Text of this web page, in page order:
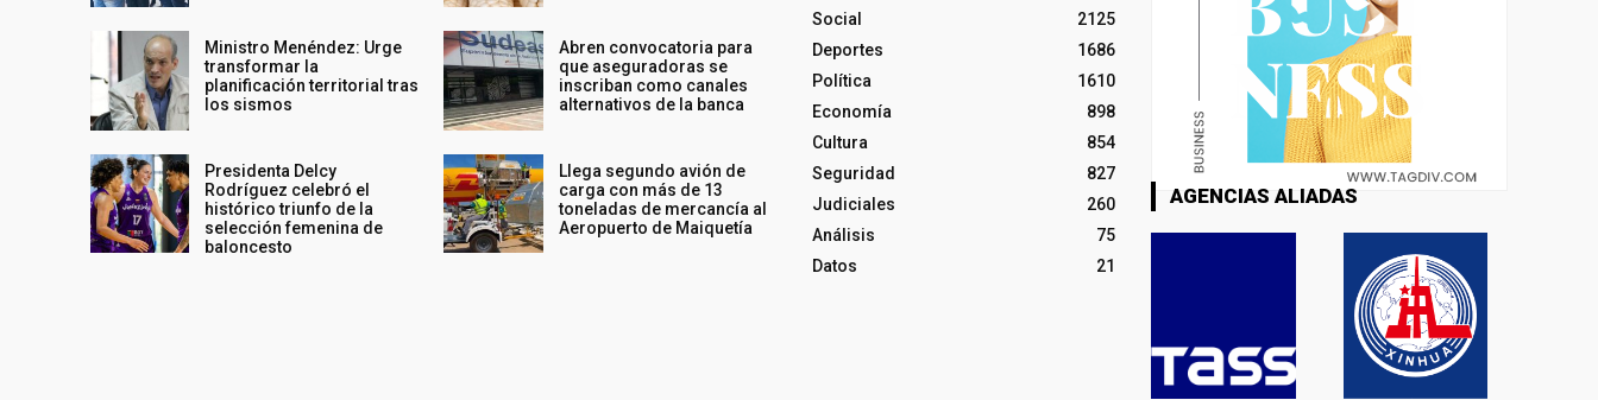
Ministro Menéndez: Urge
transformar la
planificación territorial tras
los sismos
Presidenta Delcy
Rodríguez celebró el
histórico triunfo de la
selección femenina de
baloncesto
Abren convocatoria para
que aseguradoras se
inscriban como canales
alternativos de la banca
Llega segundo avión de
carga con más de 13
toneladas de mercancía al
Aeropuerto de Maiquetía
Social
2125
Deportes
1686
Política
1610
Economía
898
Cultura
854
Seguridad
827
Judiciales
260
Análisis
75
Datos
21
AGENCIAS ALIADAS